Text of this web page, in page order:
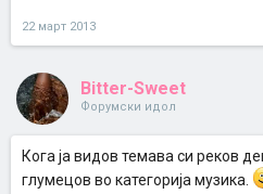
22 март 2013
Bitter-Sweet
Форумски идол
Кога ја видов темава си реков
глумецов во категорија музика.